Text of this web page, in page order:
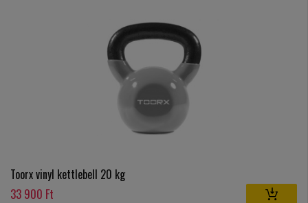
Toorx vinyl kettlebell 20 kg
33 900 Ft